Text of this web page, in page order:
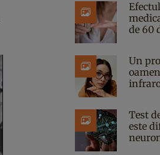
de 60
Un
Test
este